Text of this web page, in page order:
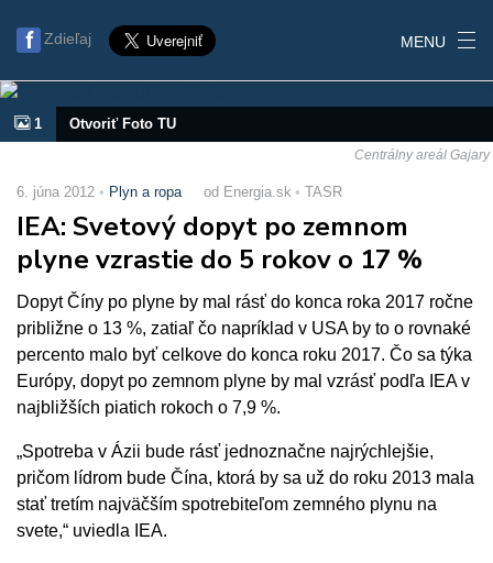
Zdieľaj MENU
1 Otvoriť Foto TU
Centrálny areál Gajary
6. júna 2012 Plyn a ropa od Energia.sk TASR
IEA: Svetový dopyt po zemnom
plyne vzrastie do 5 rokov o 17 %
Dopyt Číny po plyne by mal rásť do konca roka 2017 ročne
približne o 13 %, zatiaľ čo napríklad v USA by to o rovnaké
percento malo byť celkove do konca roku 2017. Čo sa týka
Európy, dopyt po zemnom plyne by mal vzrásť podľa IEA v
najbližších piatich rokoch o 7,9 %.
„Spotreba v Ázii bude rásť jednoznačne najrýchlejšie,
pričom lídrom bude Čína, ktorá by sa už do roku 2013 mala
stať tretím najväčším spotrebiteľom zemného plynu na
svete,“ uviedla IEA.